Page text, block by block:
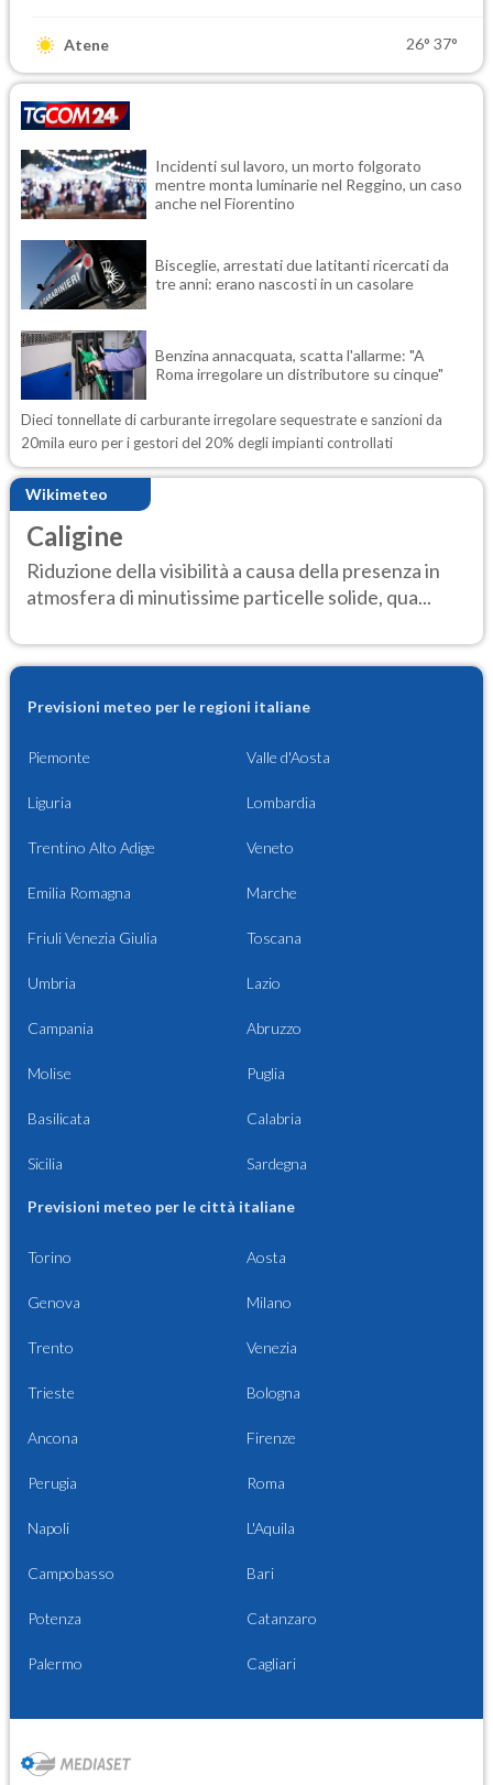
Atene 26° 37°
Incidenti sul lavoro, un morto folgorato
mentre monta luminarie nel Reggino, un caso
anche nel Fiorentino
Bisceglie, arrestati due latitanti ricercati da
tre anni: erano nascosti in un casolare
Benzina annacquata, scatta l'allarme: "A
Roma irregolare un distributore su cinque"
Dieci tonnellate di carburante irregolare sequestrate e sanzioni da
20mila euro per i gestori del 20% degli impianti controllati
Wikimeteo
Caligine
Riduzione della visibilità a causa della presenza in
atmosfera di minutissime particelle solide, qua...
Previsioni meteo per le regioni italiane
Piemonte Valle d'Aosta
Liguria Lombardia
Trentino Alto Adige Veneto
Emilia Romagna Marche
Friuli Venezia Giulia Toscana
Umbria Lazio
Campania Abruzzo
Molise Puglia
Basilicata Calabria
Sicilia Sardegna
Previsioni meteo per le città italiane
Torino Aosta
Genova Milano
Trento Venezia
Trieste Bologna
Ancona Firenze
Perugia Roma
Napoli L'Aquila
Campobasso Bari
Potenza Catanzaro
Palermo Cagliari